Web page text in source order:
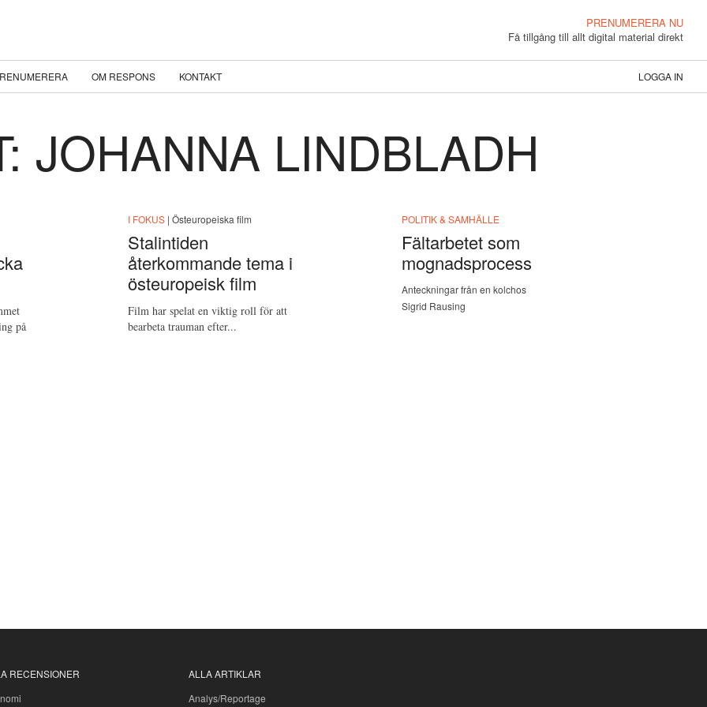
PRENUMERERA NU
Få tillgång till allt digital material direkt
OM RESPONS KONTAKT LOGGA IN
JOHANNA LINDBLADH
på
I FOKUS | Östeuropeiska film
Stalintiden
återkommande tema i
östeuropeisk film
Film har spelat en viktig roll för att
bearbeta trauman efter...
POLITIK & SAMHÄLLE
Fältarbetet som
mognadsprocess
Anteckningar från en kolchos
Sigrid Rausing
RECENSIONER
ALLA ARTIKLAR
Analys/Reportage